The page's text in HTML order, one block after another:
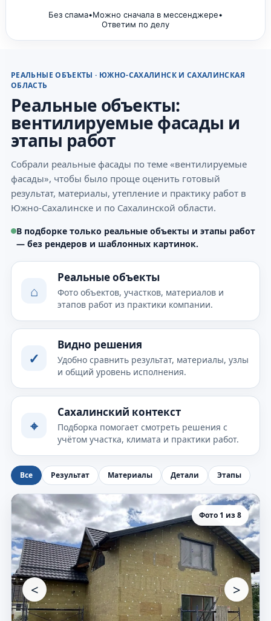
Без спама•Можно сначала в мессенджере•
Ответим по делу
РЕАЛЬНЫЕ ОБЪЕКТЫ · ЮЖНО-САХАЛИНСК И САХАЛИНСКАЯ
ОБЛАСТЬ
Реальные объекты:
вентилируемые фасады и
этапы работ
Собрали реальные фасады по теме «вентилируемые
фасады», чтобы было проще оценить готовый
результат, материалы, утепление и практику работ в
Южно-Сахалинске и по Сахалинской области.
В подборке только реальные объекты и этапы работ
— без рендеров и шаблонных картинок.
⌂
Реальные объекты
Фото объектов, участков, материалов и
этапов работ из практики компании.
✓
Видно решения
Удобно сравнить результат, материалы, узлы
и общий уровень исполнения.
⌖
Сахалинский контекст
Подборка помогает смотреть решения с
учётом участка, климата и практики работ.
Все Результат Материалы Детали Этапы
Фото 1 из 8
< >